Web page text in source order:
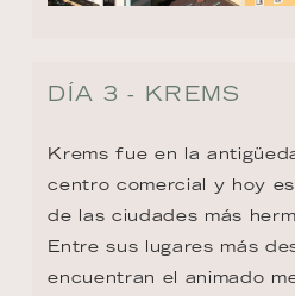
DÍA 3 - KREMS
Krems fue en la
centro comercial y hoy
de las ciudades más
Entre sus lugares más
encuentran el animado